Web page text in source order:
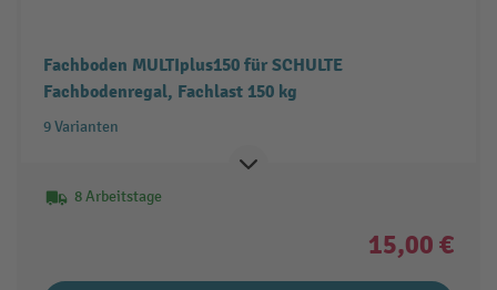
Fachboden MULTIplus150 für SCHULTE
Fachbodenregal, Fachlast 150 kg
9 Varianten
8 Arbeitstage
15,00 €